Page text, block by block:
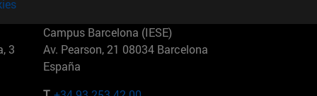
3
Campus Barcelona (IESE)
Av. Pearson, 21 08034 Barcelona
España